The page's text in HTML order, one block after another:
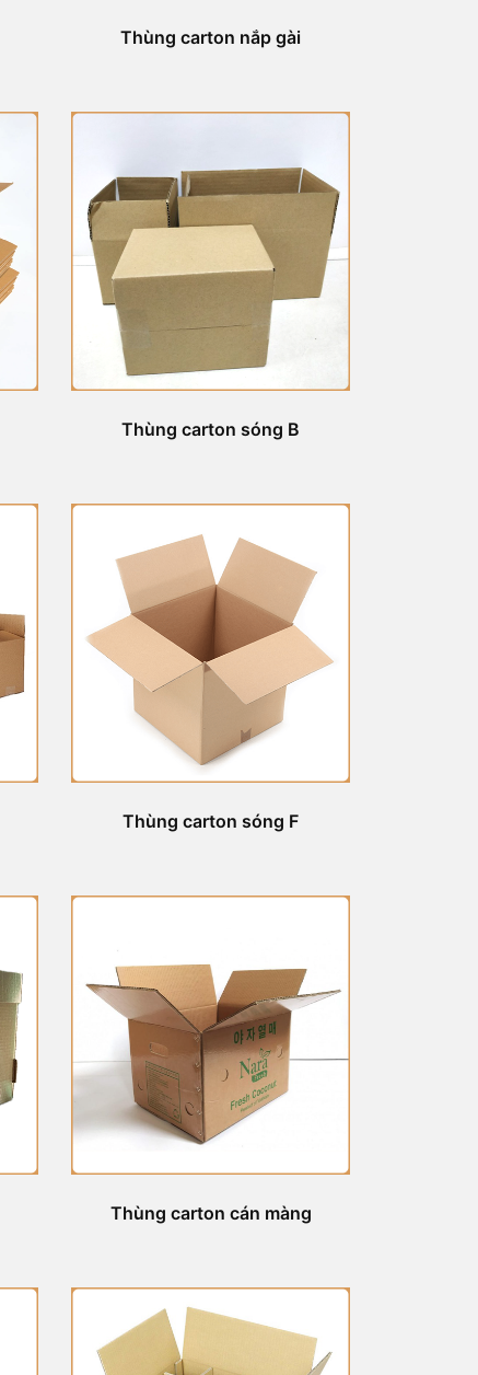
Thùng carton nắp gài
Thùng carton sóng B
Thùng carton sóng F
Thùng carton cán màng